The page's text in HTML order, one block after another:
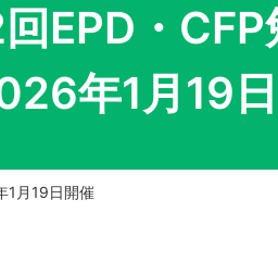
EPD・CFP
年1月19
1月19日開催